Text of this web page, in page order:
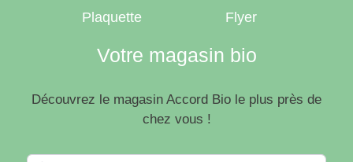
Plaquette Flyer
Votre magasin bio
Découvrez le magasin Accord Bio le plus près de
chez vous !